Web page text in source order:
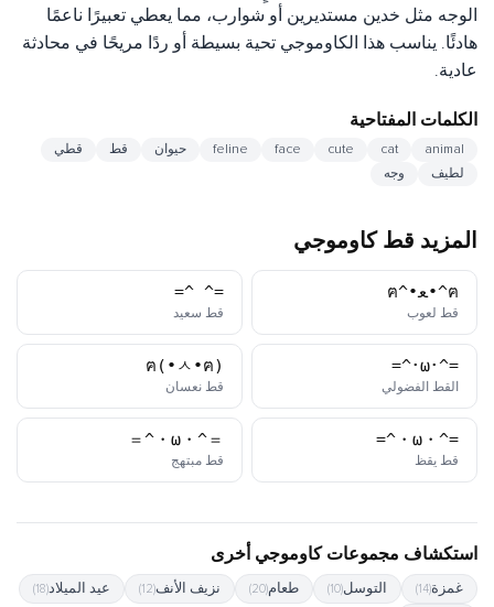
الوجه مثل خدين مستديرين أو شوارب، مما يعطي تعبيرًا ناعمًا
هادئًا. يناسب هذا الكاوموجي تحية بسيطة أو ردًا مريحًا في محادثة
عادية.
الكلمات المفتاحية
animal
cat
cute
face
feline حيوان قط
قطي
لطيف
وجه
المزيد قط كاوموجي
ฅ^•ﻌ•^ฅ
قط لعوبكاوموجي
=^_^=
قط سعيدكاوموجي
=^･ω･^=
القط الفضوليكاوموجي
ฅ(•ㅅ•ฅ)
قط نعسان
=^・ω・^=
قط يقظ
＝^・ω・^＝
قط مبتهج
استكشاف مجموعات كاوموجي أخرى
غمزة(14) التوسل(10) طعام(20) نزيف الأنف(12) عيد الميلاد(18)